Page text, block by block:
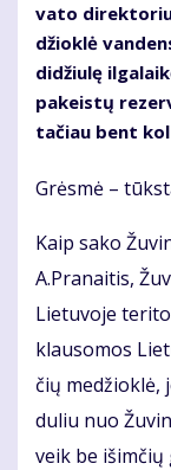
va­to
džiok­lė
di­džiu­lę
pa­keis­tų
ta­čiau bent
Grės­mė –
Kaip sa­ko
A.Pra­nai­tis,
Lie­tu­vo­je
klau­so­mos
čių
du­liu nuo
veik be